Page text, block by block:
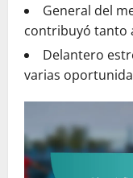
General del
contribuyó tanto
Delantero
varias